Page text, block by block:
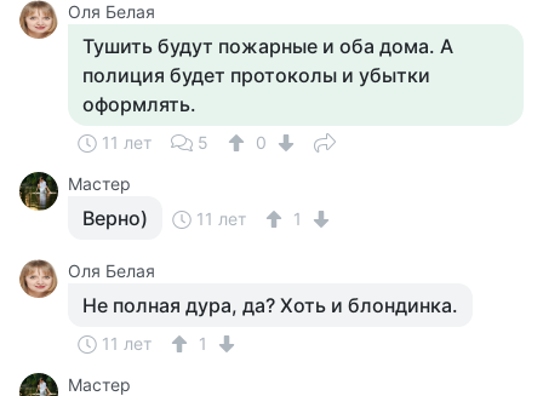
Оля Белая
Тушить будут пожарные и оба дома. А
полиция будет протоколы и убытки
оформлять.
11 лет 5
0
Мастер
Верно) 11 лет 1
Оля Белая
Не полная дура, да? Хоть и блондинка.
11 лет
1
Мастер